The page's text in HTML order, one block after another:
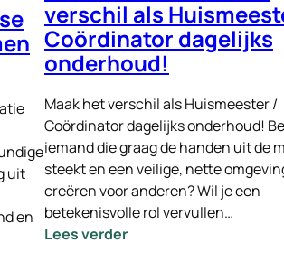
uit
en
verschil als
Coördinator dagelijks
onderhoud!
Maak het verschil als Huismeester /
Coördinator dagelijks onderhoud!
iemand die graag de handen uit de
steekt en een veilige, nette
creëren voor anderen? Wil je een
betekenisvolle rol vervullen…
Lees verder: